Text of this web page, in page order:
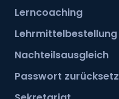
Lerncoaching
Lehrmittelbestellung
Nachteilsausgleich
Passwort